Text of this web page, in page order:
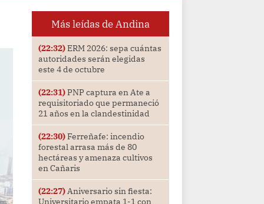
Más leídas de Andina
(22:32)ERM 2026: sepa cuántas
autoridades serán elegidas
este 4 de octubre
(22:31)PNP captura en Ate a
requisitoriado que permaneció
21 años en la clandestinidad
(22:30)Ferreñafe: incendio
forestal arrasa más de 80
hectáreas y amenaza cultivos
en Cañaris
(22:27)Aniversario sin fiesta:
Universitario empata 1-1 con